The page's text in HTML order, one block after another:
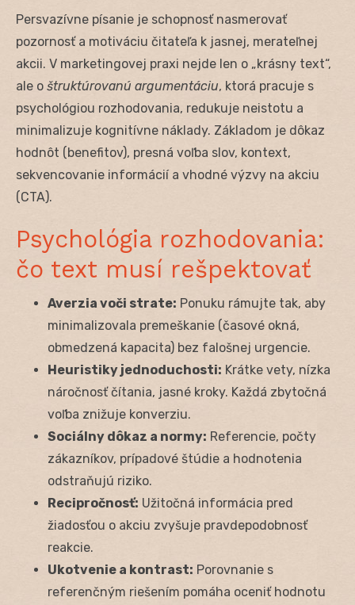
Persvazívne písanie je schopnosť nasmerovať
pozornosť a motiváciu čitateľa k jasnej, merateľnej
akcii. V marketingovej praxi nejde len o „krásny text“,
ale o štruktúrovanú argumentáciu, ktorá pracuje s
psychológiou rozhodovania, redukuje neistotu a
minimalizuje kognitívne náklady. Základom je dôkaz
hodnôt (benefitov), presná voľba slov, kontext,
sekvencovanie informácií a vhodné výzvy na akciu
(CTA).
Psychológia rozhodovania:
čo text musí rešpektovať
Averzia voči strate: Ponuku rámujte tak, aby
minimalizovala premeškanie (časové okná,
obmedzená kapacita) bez falošnej urgencie.
Heuristiky jednoduchosti: Krátke vety, nízka
náročnosť čítania, jasné kroky. Každá zbytočná
voľba znižuje konverziu.
Sociálny dôkaz a normy: Referencie, počty
zákazníkov, prípadové štúdie a hodnotenia
odstraňujú riziko.
Recipročnosť: Užitočná informácia pred
žiadosťou o akciu zvyšuje pravdepodobnosť
reakcie.
Ukotvenie a kontrast: Porovnanie s
referenčným riešením pomáha oceniť hodnotu